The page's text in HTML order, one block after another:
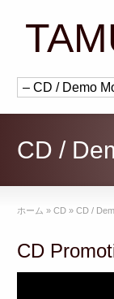
CD /
ホーム » CD » CD /
CD